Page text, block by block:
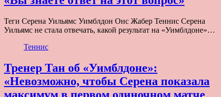
Теги Серена Уильямс Уимблдон Онс Жабер Теннис Серена
Уильямс не стала отвечать, какой результат на «Уимблдоне»…
Теннис
Тренер Тан об «Уимблдоне»:
«Невозможно, чтобы Серена показала